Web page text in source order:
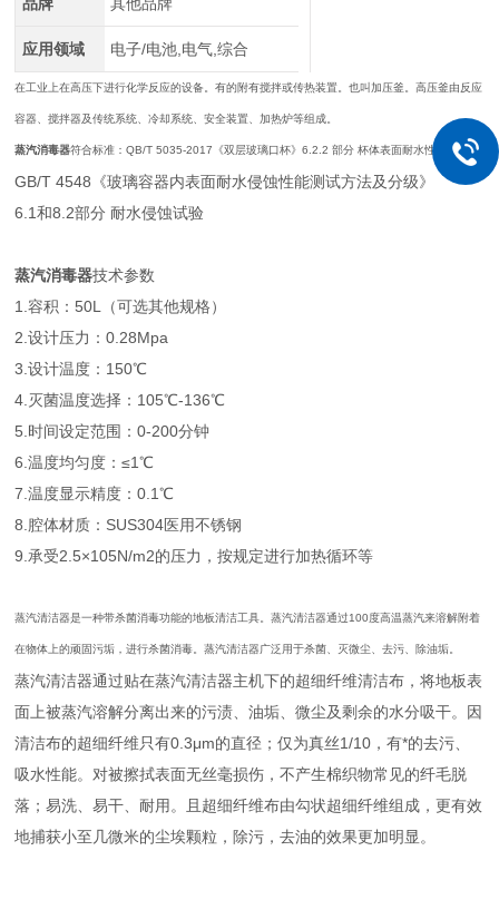
应用领域 电子/电池,电气,综合
在工业上在高压下进行化学反应的设备。有的附有搅拌或传热装置。也叫加压釜。高压釜由反应
容器、搅拌器及传统系统、冷却系统、安全装置、加热炉等组成。
蒸汽消毒器符合标准：QB/T 5035-2017《双层玻璃口杯》6.2.2 部分 杯体表面耐水性
GB/T 4548《玻璃容器内表面耐水侵蚀性能测试方法及分级》
6.1和8.2部分 耐水侵蚀试验
蒸汽消毒器技术参数
1.容积：50L（可选其他规格）
2.设计压力：0.28Mpa
3.设计温度：150℃
4.灭菌温度选择：105℃-136℃
5.时间设定范围：0-200分钟
6.温度均匀度：≤1℃
7.温度显示精度：0.1℃
8.腔体材质：SUS304医用不锈钢
9.承受2.5×105N/m2的压力，按规定进行加热循环等
蒸汽清洁器是一种带杀菌消毒功能的地板清洁工具。蒸汽清洁器通过100度高温蒸汽来溶解附着
在物体上的顽固污垢，进行杀菌消毒。蒸汽清洁器广泛用于杀菌、灭微尘、去污、除油垢。
蒸汽清洁器通过贴在蒸汽清洁器主机下的超细纤维清洁布，将地板表
面上被蒸汽溶解分离出来的污渍、油垢、微尘及剩余的水分吸干。因
清洁布的超细纤维只有0.3μm的直径；仅为真丝1/10，有*的去污、
吸水性能。对被擦拭表面无丝毫损伤，不产生棉织物常见的纤毛脱
落；易洗、易干、耐用。且超细纤维布由勾状超细纤维组成，更有效
地捕获小至几微米的尘埃颗粒，除污，去油的效果更加明显。